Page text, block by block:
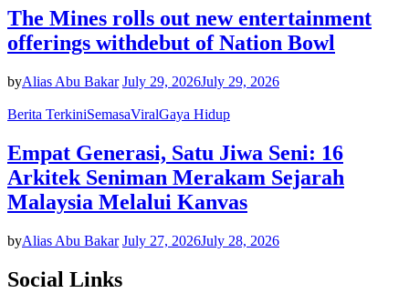
The Mines rolls out new entertainment
offerings withdebut of Nation Bowl
byAlias Abu Bakar July 29, 2026July 29, 2026
Berita TerkiniSemasaViralGaya Hidup
Empat Generasi, Satu Jiwa Seni: 16
Arkitek Seniman Merakam Sejarah
Malaysia Melalui Kanvas
byAlias Abu Bakar July 27, 2026July 28, 2026
Social Links